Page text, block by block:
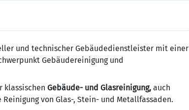
und technischer Gebäudedienstleister mit einer
Gebäudereinigung und
klassischen Gebäude- und Glasreinigung, auch
von Glas-, Stein- und Metallfassaden.